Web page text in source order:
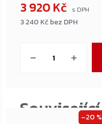
3 920 Kč
3 240 Kč bez DPH
–20 %